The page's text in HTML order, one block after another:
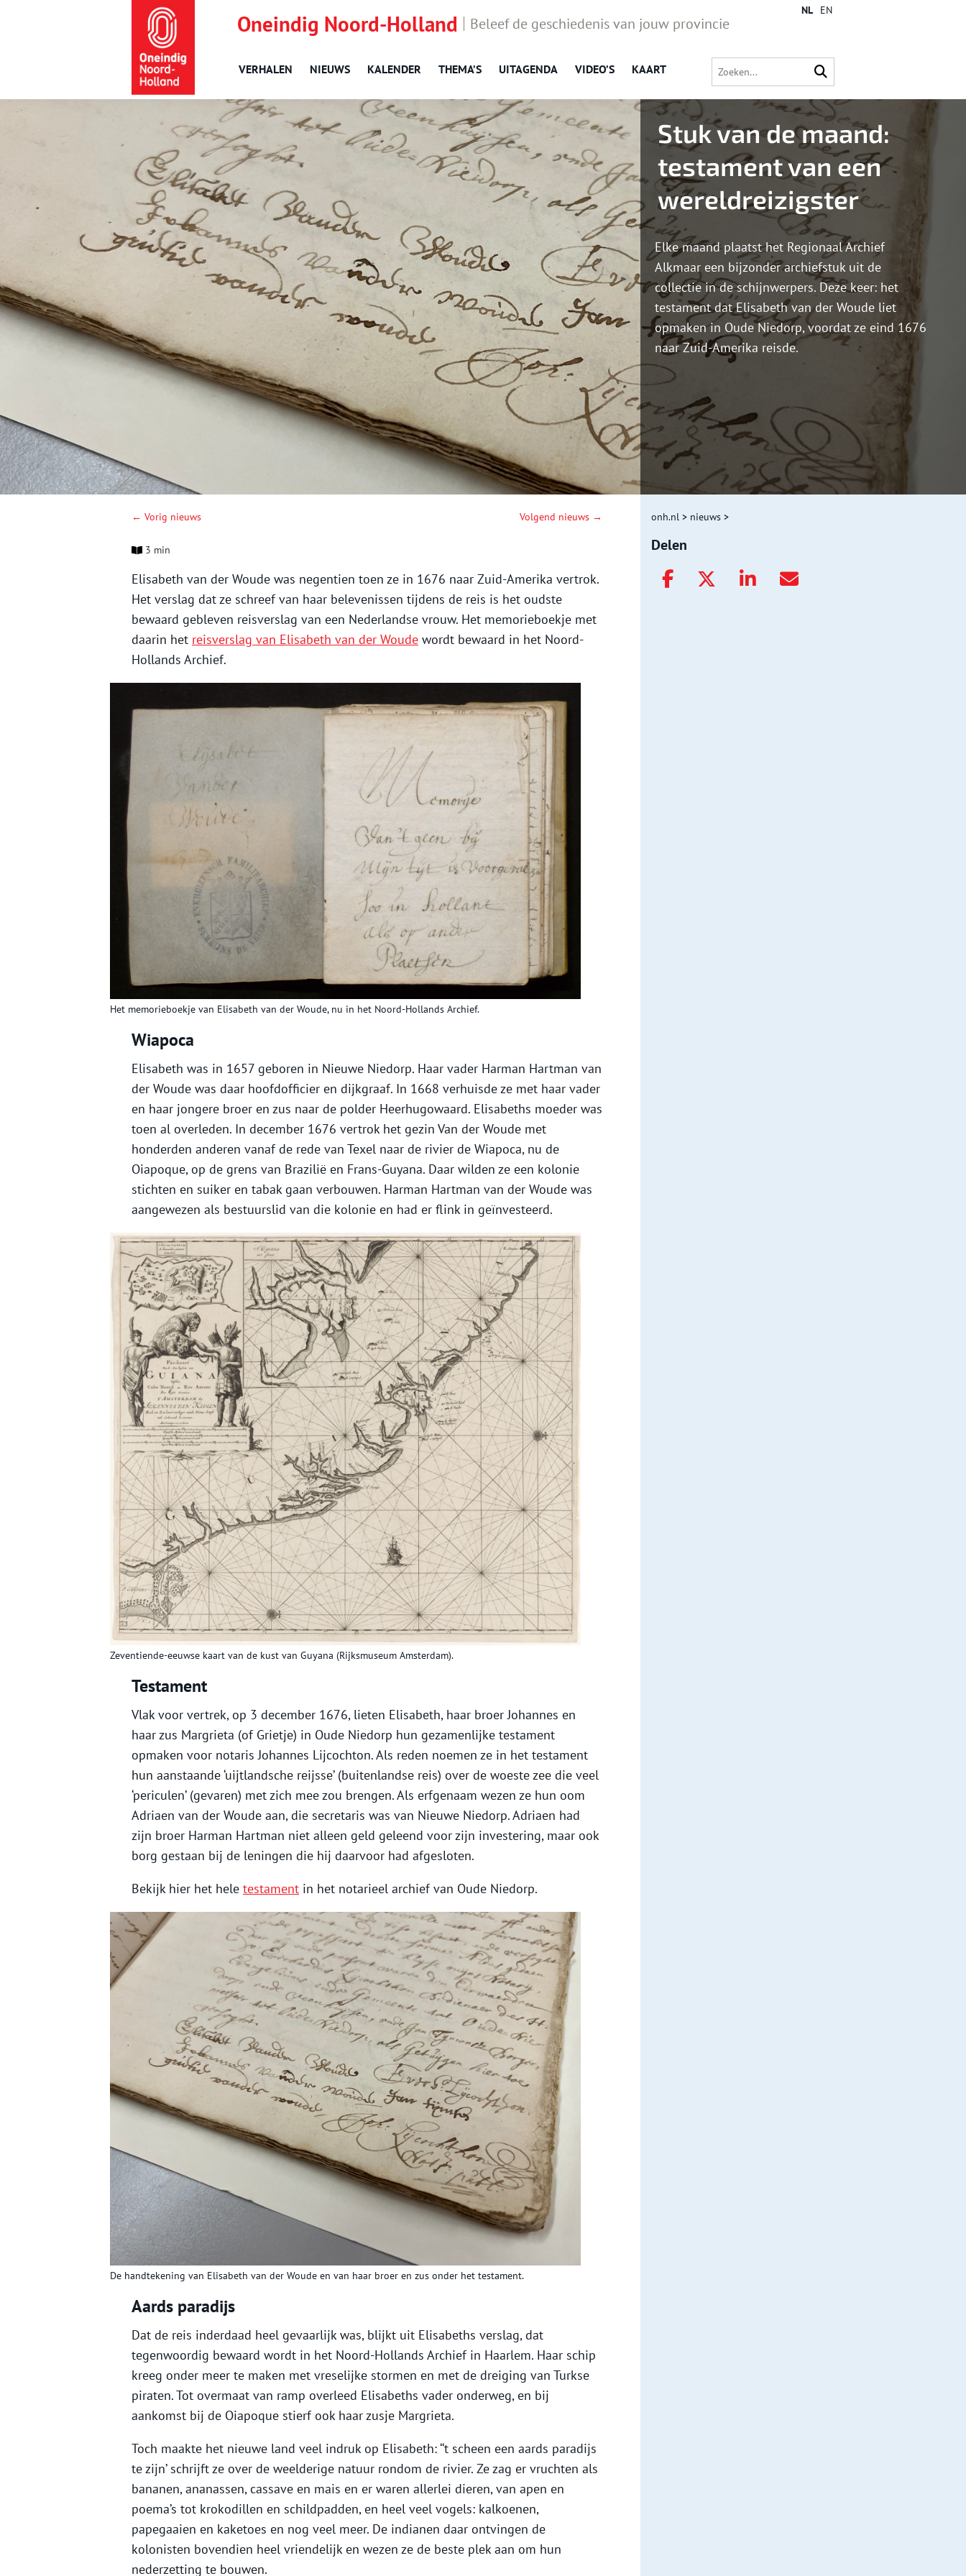
Oneindig Noord-Holland Beleef de geschiedenis van jouw provincie
VERHALEN NIEUWS KALENDER THEMA’S UITAGENDA VIDEO’S KAART
NL EN
Stuk van de maand:
testament van een
wereldreizigster
Elke maand plaatst het Regionaal Archief
Alkmaar een bijzonder archiefstuk uit de
collectie in de schijnwerpers. Deze keer: het
testament dat Elisabeth van der Woude liet
opmaken in Oude Niedorp, voordat ze eind 1676
naar Zuid-Amerika reisde.
← Vorig nieuws Volgend nieuws →
3 min
Elisabeth van der Woude was negentien toen ze in 1676 naar Zuid-Amerika vertrok.
Het verslag dat ze schreef van haar belevenissen tijdens de reis is het oudste
bewaard gebleven reisverslag van een Nederlandse vrouw. Het memorieboekje met
daarin het reisverslag van Elisabeth van der Woude wordt bewaard in het Noord-
Hollands Archief.
Het memorieboekje van Elisabeth van der Woude, nu in het Noord-Hollands Archief.
Wiapoca
Elisabeth was in 1657 geboren in Nieuwe Niedorp. Haar vader Harman Hartman van
der Woude was daar hoofdofficier en dijkgraaf. In 1668 verhuisde ze met haar vader
en haar jongere broer en zus naar de polder Heerhugowaard. Elisabeths moeder was
toen al overleden. In december 1676 vertrok het gezin Van der Woude met
honderden anderen vanaf de rede van Texel naar de rivier de Wiapoca, nu de
Oiapoque, op de grens van Brazilië en Frans-Guyana. Daar wilden ze een kolonie
stichten en suiker en tabak gaan verbouwen. Harman Hartman van der Woude was
aangewezen als bestuurslid van die kolonie en had er flink in geïnvesteerd.
Zeventiende-eeuwse kaart van de kust van Guyana (Rijksmuseum Amsterdam).
Testament
Vlak voor vertrek, op 3 december 1676, lieten Elisabeth, haar broer Johannes en
haar zus Margrieta (of Grietje) in Oude Niedorp hun gezamenlijke testament
opmaken voor notaris Johannes Lijcochton. Als reden noemen ze in het testament
hun aanstaande ‘uijtlandsche reijsse’ (buitenlandse reis) over de woeste zee die veel
‘periculen’ (gevaren) met zich mee zou brengen. Als erfgenaam wezen ze hun oom
Adriaen van der Woude aan, die secretaris was van Nieuwe Niedorp. Adriaen had
zijn broer Harman Hartman niet alleen geld geleend voor zijn investering, maar ook
borg gestaan bij de leningen die hij daarvoor had afgesloten.
Bekijk hier het hele testament in het notarieel archief van Oude Niedorp.
De handtekening van Elisabeth van der Woude en van haar broer en zus onder het testament.
Aards paradijs
Dat de reis inderdaad heel gevaarlijk was, blijkt uit Elisabeths verslag, dat
tegenwoordig bewaard wordt in het Noord-Hollands Archief in Haarlem. Haar schip
kreeg onder meer te maken met vreselijke stormen en met de dreiging van Turkse
piraten. Tot overmaat van ramp overleed Elisabeths vader onderweg, en bij
aankomst bij de Oiapoque stierf ook haar zusje Margrieta.
Toch maakte het nieuwe land veel indruk op Elisabeth: ‘‘t scheen een aards paradijs
te zijn’ schrijft ze over de weelderige natuur rondom de rivier. Ze zag er vruchten als
bananen, ananassen, cassave en mais en er waren allerlei dieren, van apen en
poema’s tot krokodillen en schildpadden, en heel veel vogels: kalkoenen,
papegaaien en kaketoes en nog veel meer. De indianen daar ontvingen de
kolonisten bovendien heel vriendelijk en wezen ze de beste plek aan om hun
nederzetting te bouwen.
onh.nl > nieuws >
Delen